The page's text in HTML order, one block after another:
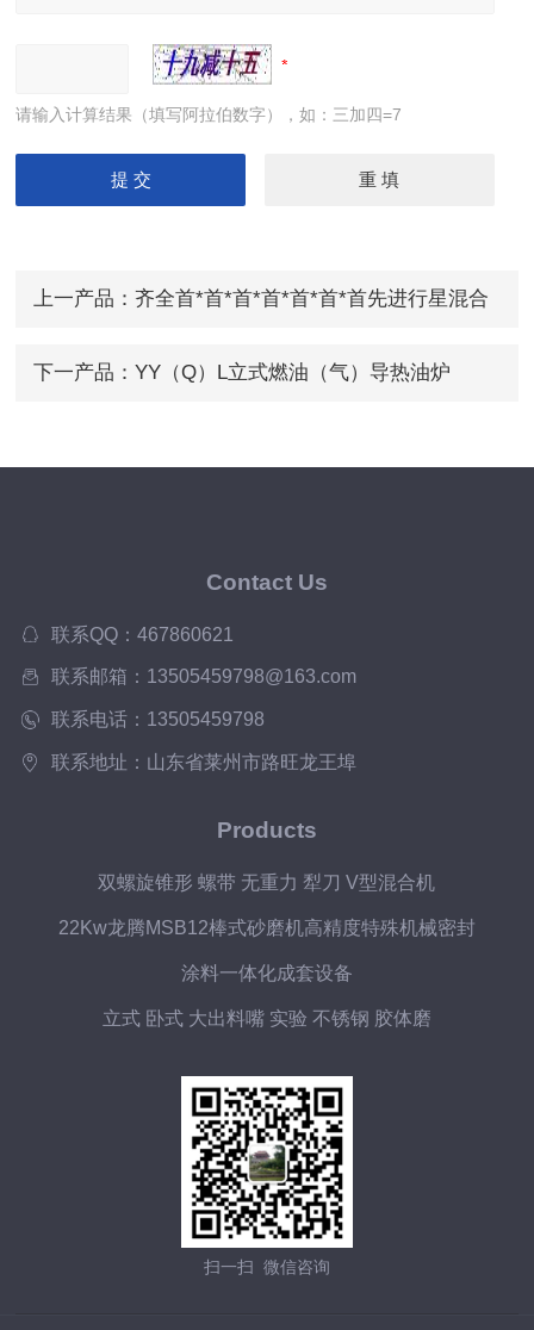
请输入计算结果（填写阿拉伯数字），如：三加四=7
上一产品： 齐全首*首*首*首*首*首*首先进行星混合
下一产品： YY（Q）L立式燃油（气）导热油炉
Contact Us
联系QQ：467860621
联系邮箱：13505459798@163.com
联系电话：13505459798
联系地址：山东省莱州市路旺龙王埠
Products
双螺旋锥形 螺带 无重力 犁刀 V型混合机
22Kw龙腾MSB12棒式砂磨机高精度特殊机械密封
涂料一体化成套设备
立式 卧式 大出料嘴 实验 不锈钢 胶体磨
扫一扫 微信咨询